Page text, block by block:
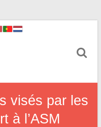
visés par les
à l’ASM